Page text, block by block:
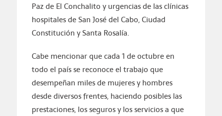
Paz de El Conchalito y urgencias de las clínicas
hospitales de San José del Cabo, Ciudad
Constitución y Santa Rosalía.
Cabe mencionar que cada 1 de octubre en
todo el país se reconoce el trabajo que
desempeñan miles de mujeres y hombres
desde diversos frentes, haciendo posibles las
prestaciones, los seguros y los servicios a que